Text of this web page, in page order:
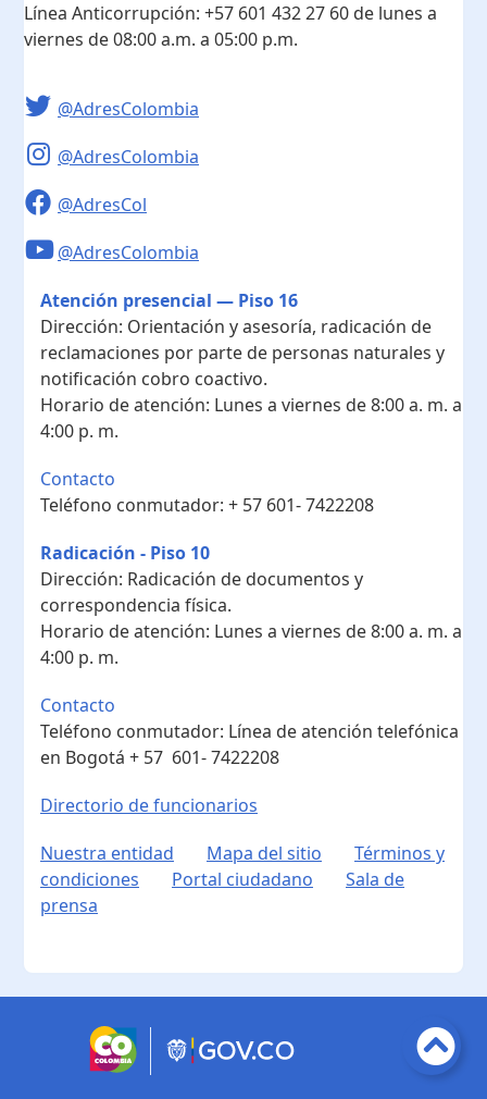
Línea Anticorrupción: +57 601 432 27 60 de lunes a
viernes de 08:00 a.m. a 05:00 p.m.
@AdresColombia
@AdresColombia
@AdresCol
@AdresColombia
Atención presencial — Piso 16
Dirección: Orientación y asesoría, radicación de
reclamaciones por parte de personas naturales y
notificación cobro coactivo.
Horario de atención: Lunes a viernes de 8:00 a. m. a
4:00 p. m.
Contacto
Teléfono conmutador: + 57 601- 7422208
Radicación - Piso 10
Dirección: Radicación de documentos y
correspondencia física.
Horario de atención: Lunes a viernes de 8:00 a. m. a
4:00 p. m.
Contacto
Teléfono conmutador: Línea de atención telefónica
en Bogotá ​+ 57 601- 7422208
Directorio de funcionarios
Nuestra entidad
Mapa del sitio
Términos y
condiciones
Portal ciudadano
Sala de
prensa